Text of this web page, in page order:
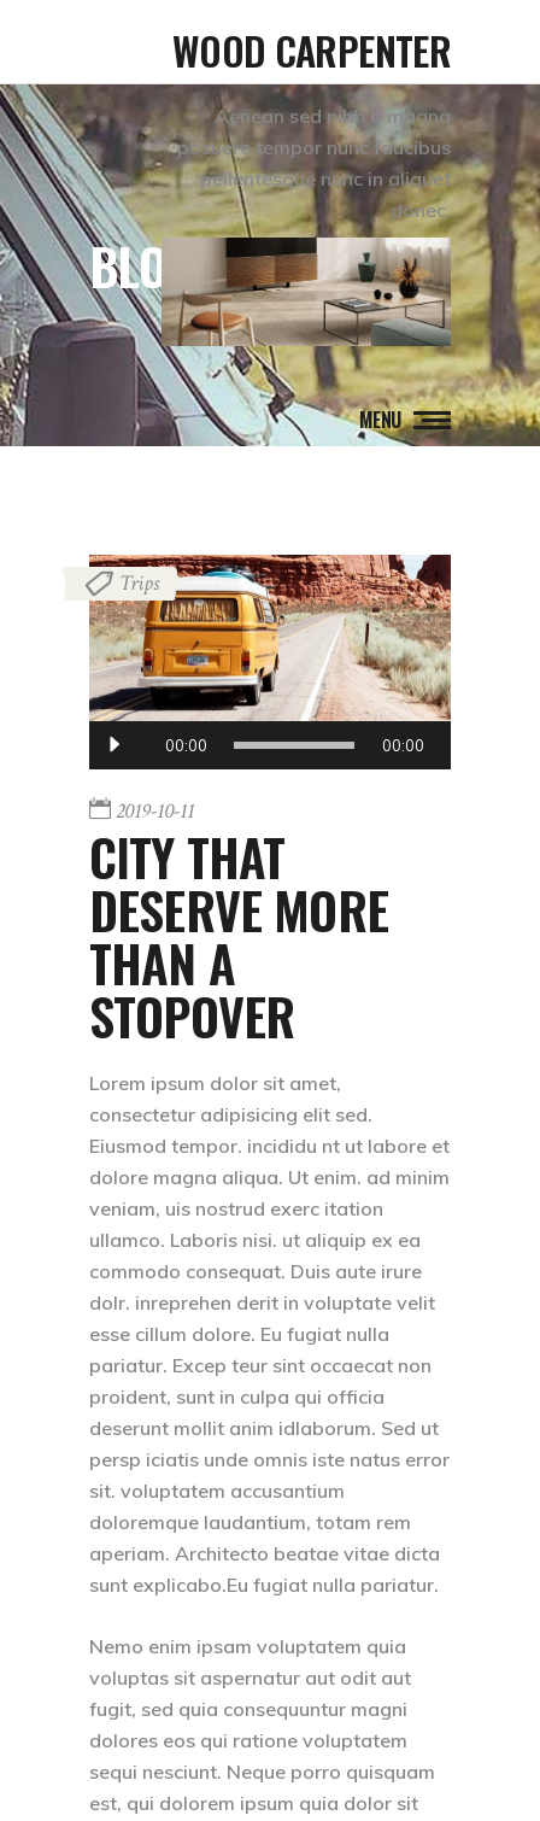
WOOD CARPENTER
Aenean sed nibh a magna
posuere tempor nunc faucibus
pellentesque nunc in aliquet
donec.
MENU
BLOG
频
播
00:00 00:00
Trips
2019-10-11
CITY THAT
DESERVE MORE
THAN A
STOPOVER
Lorem ipsum dolor sit amet,
consectetur adipisicing elit sed.
Eiusmod tempor. incididu nt ut labore et
dolore magna aliqua. Ut enim. ad minim
veniam, uis nostrud exerc itation
ullamco. Laboris nisi. ut aliquip ex ea
commodo consequat. Duis aute irure
dolr. inreprehen derit in voluptate velit
esse cillum dolore. Eu fugiat nulla
pariatur. Excep teur sint occaecat non
proident, sunt in culpa qui officia
deserunt mollit anim idlaborum. Sed ut
persp iciatis unde omnis iste natus error
sit. voluptatem accusantium
doloremque laudantium, totam rem
aperiam. Architecto beatae vitae dicta
sunt explicabo.Eu fugiat nulla pariatur.
Nemo enim ipsam voluptatem quia
voluptas sit aspernatur aut odit aut
fugit, sed quia consequuntur magni
dolores eos qui ratione voluptatem
sequi nesciunt. Neque porro quisquam
est, qui dolorem ipsum quia dolor sit